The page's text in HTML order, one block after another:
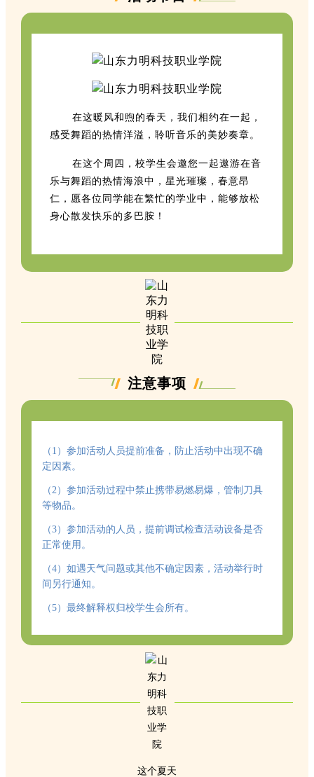
在这暖风和煦的春天，我们相约在一起，
感受舞蹈的热情洋溢，聆听音乐的美妙奏章。
在这个周四， 校学生会邀您一起遨游在音
乐与舞蹈的热情海浪中，星光璀璨，春意昂
仁，愿各位同学能在繁忙的学业中，能够放松
身心散发快乐的多巴胺！
注意事项
（1）参加活动人员提前准备，防止活动中出现不确
定因素。
（2）参加活动过程中禁止携带易燃易爆，管制刀具
等物品。
（3） 参加活动的人员，提前调试检查活动设备是否
正常使用。
（4）如遇天气问题或其他不确定因素，活动举行时
间另行通知。
（5）最终解释权归校学生会所有。
这个夏天